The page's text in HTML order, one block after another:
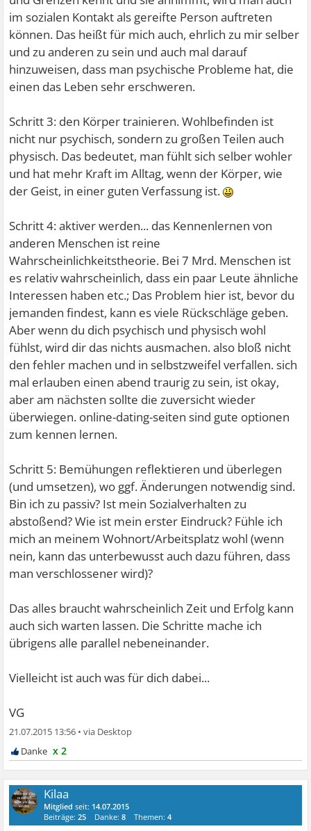
im sozialen Kontakt als gereifte Person auftreten
können. Das heißt für mich auch, ehrlich zu mir selber
und zu anderen zu sein und auch mal darauf
hinzuweisen, dass man psychische Probleme hat, die
einen das Leben sehr erschweren.
Schritt 3: den Körper trainieren. Wohlbefinden ist
nicht nur psychisch, sondern zu großen Teilen auch
physisch. Das bedeutet, man fühlt sich selber wohler
und hat mehr Kraft im Alltag, wenn der Körper, wie
der Geist, in einer guten Verfassung ist.
Schritt 4: aktiver werden... das Kennenlernen von
anderen Menschen ist reine
Wahrscheinlichkeitstheorie. Bei 7 Mrd. Menschen ist
es relativ wahrscheinlich, dass ein paar Leute ähnliche
Interessen haben etc.; Das Problem hier ist, bevor du
jemanden findest, kann es viele Rückschläge geben.
Aber wenn du dich psychisch und physisch wohl
fühlst, wird dir das nichts ausmachen. also bloß nicht
den fehler machen und in selbstzweifel verfallen. sich
mal erlauben einen abend traurig zu sein, ist okay,
aber am nächsten sollte die zuversicht wieder
überwiegen. online-dating-seiten sind gute optionen
zum kennen lernen.
Schritt 5: Bemühungen reflektieren und überlegen
(und umsetzen), wo ggf. Änderungen notwendig sind.
Bin ich zu passiv? Ist mein Sozialverhalten zu
abstoßend? Wie ist mein erster Eindruck? Fühle ich
mich an meinem Wohnort/Arbeitsplatz wohl (wenn
nein, kann das unterbewusst auch dazu führen, dass
man verschlossener wird)?
Das alles braucht wahrscheinlich Zeit und Erfolg kann
auch sich warten lassen. Die Schritte mache ich
übrigens alle parallel nebeneinander.
Vielleicht ist auch was für dich dabei...
VG
21.07.2015 13:56 •
x 2
Kilaa
Mitglied seit: 14.07.2015
Beiträge:25 Danke:8 Themen:4